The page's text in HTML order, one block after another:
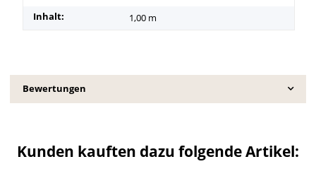
Inhalt: 1,00 m
Bewertungen
Kunden kauften dazu folgende Artikel: